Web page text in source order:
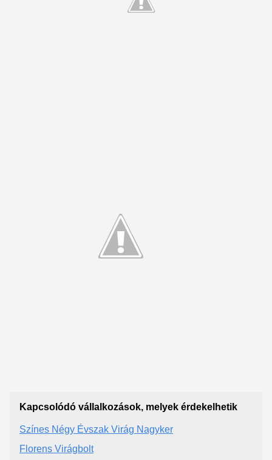
Kapcsolódó vállalkozások, melyek érdekelhetik
Színes Négy Évszak Virág Nagyker
Florens Virágbolt